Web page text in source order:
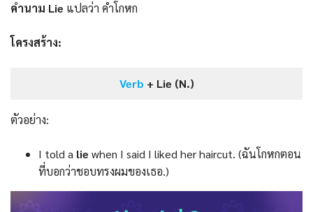
คำนาม Lie แปลว่า คำโกหก
โครงสร้าง:
Verb + Lie (N.)
ตัวอย่าง:
I told a lie when I said I liked her haircut. (ฉันโกหกตอน
ที่บอกว่าชอบทรงผมของเธอ.)